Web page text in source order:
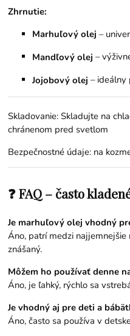
Zhrnutie:
Marhuľový olej –
Mandľový olej –
Jojobový olej – ideálny
Skladovanie: Skladujte na
chránenom pred svetlom
Bezpečnostné údaje: na
❓ FAQ – často
Je marhuľový olej vhodný
Áno, patrí medzi
znášaný.
Môžem ho používať denne
Áno, je ľahký, rýchlo sa
Je vhodný aj pre deti a
Áno, často sa používa v